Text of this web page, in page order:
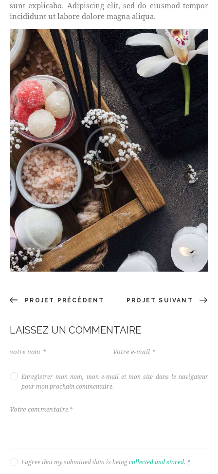
sunt explicabo. Adipiscing elit, sed do eiusmod tempor
incididunt ut labore dolore magna aliqua.
PROJET PRÉCÉDENT PROJET SUIVANT
LAISSEZ UN COMMENTAIRE
Enregistrer mon nom, mon e-mail et mon site dans le navigateur
pour mon prochain commentaire.
I agree that my submitted data is beingcollected and stored. *